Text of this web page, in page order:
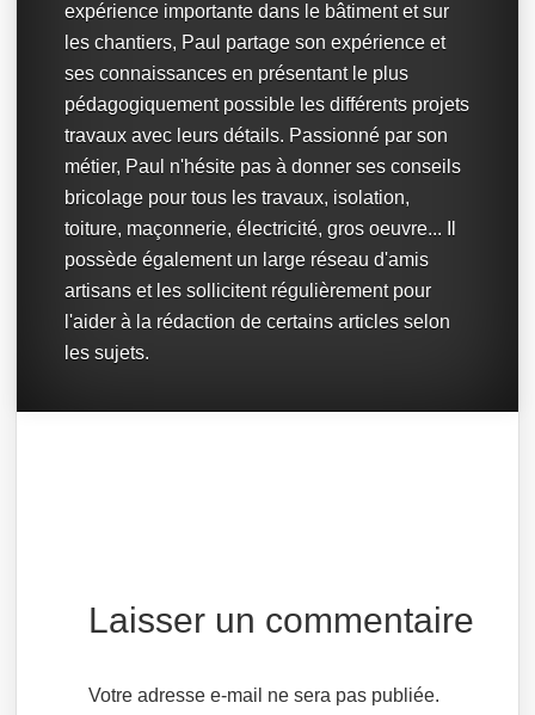
expérience importante dans le bâtiment et sur
les chantiers, Paul partage son expérience et
ses connaissances en présentant le plus
pédagogiquement possible les différents projets
travaux avec leurs détails. Passionné par son
métier, Paul n'hésite pas à donner ses conseils
bricolage pour tous les travaux, isolation,
toiture, maçonnerie, électricité, gros oeuvre... Il
possède également un large réseau d'amis
artisans et les sollicitent régulièrement pour
l'aider à la rédaction de certains articles selon
les sujets.
Laisser un commentaire
Votre adresse e-mail ne sera pas publiée.